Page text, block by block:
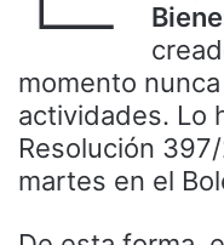
momento
actividades. Lo
Resolución
martes en el